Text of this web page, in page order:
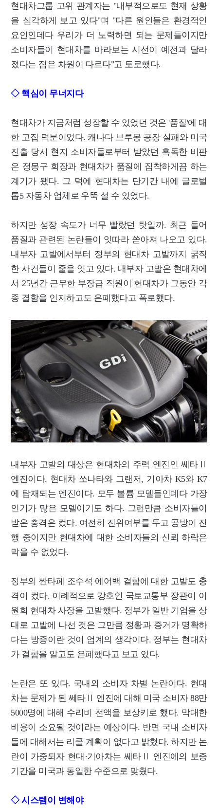
현대차그룹 고위 관계자는 "내부적으로도 현재 상황
을 심각하게 보고 있다"며 "다른 원인들은 환경적인
요인인데다 우리가 더 노력하면 되는 문제들이지만
소비자들이 현대차를 바라보는 시선이 예전과 달라
졌다는 점은 차원이 다르다"고 토로했다.
◇ 핵심이 무너지다
현대차가 지금처럼 성장할 수 있었던 것은 '품질'에 대
한 고집 덕분이었다. 캐나다 브루몽 공장 실패와 미국
진출 당시 현지 소비자들로부터 받았던 혹독한 비판
은 정몽구 회장과 현대차가 품질에 집착하게끔 하는
계기가 됐다. 그 덕에 현대차는 단기간 내에 글로벌
톱5 자동차 업체로 우뚝 설 수 있었다.
하지만 성장 속도가 너무 빨랐던 탓일까. 최근 들어
품질과 관련된 논란들이 잇따라 쏟아져 나오고 있다.
내부자 고발에서부터 정부의 현대차 고발까지 굵직
한 사건들이 줄을 잇고 있다. 내부자 고발은 현대차에
서 25년간 근무한 부장급 직원이 현대차가 그동안 각
종 결함을 인지하고도 은폐했다고 폭로했다.
내부자 고발의 대상은 현대차의 주력 엔진인 쎄타Ⅱ
엔진이다. 현대차 쏘나타와 그랜저, 기아차 K5와 K7
에 탑재되는 엔진이다. 모두 볼륨 모델들인데다 가장
인기가 많은 모델이기도 하다. 그런만큼 소비자들이
받은 충격은 컸다. 여전히 진위여부를 두고 공방이 진
행 중이지만 현대차에 대한 소비자들의 신뢰 하락은
막을 수 없었다.
정부의 싼타페 조수석 에어백 결함에 대한 고발도 충
격이 컸다. 이례적으로 강호인 국토교통부 장관이 이
원희 현대차 사장을 고발했다. 정부가 일반 기업을 상
대로 고발에 나선 것은 그만큼 정황과 증거가 명확하
다는 방증이란 것이 업계의 생각이다. 정부는 현대차
가 결함을 알고도 은폐했다고 보고 있다.
논란은 또 있다. 국내외 소비자 차별 논란이다. 현대
차는 문제가 된 쎄타Ⅱ 엔진에 대해 미국 소비자 88만
5000명에 대해 수리비 전액을 보상키로 했다. 막대한
비용이 소요될 것이라는 예상이다. 반면 국내 소비자
들에 대해서는 리콜 계획이 없다고 밝혔다. 하지만 논
란이 가중되자 현대·기아차는 쎄타Ⅱ 엔진에의 보증
기간을 미국과 동일한 수준으로 맞췄다.
◇ 시스템이 변해야